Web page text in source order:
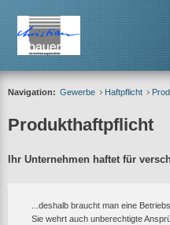
Navigation: Gewerbe Haftpflicht
Produkthaftpflicht
Ihr Unternehmen haftet für
...deshalb braucht man eine
Sie wehrt auch unberechtigte